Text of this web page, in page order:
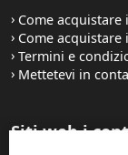
Come
Come
Termini e
Mettetevi in
Siti web i